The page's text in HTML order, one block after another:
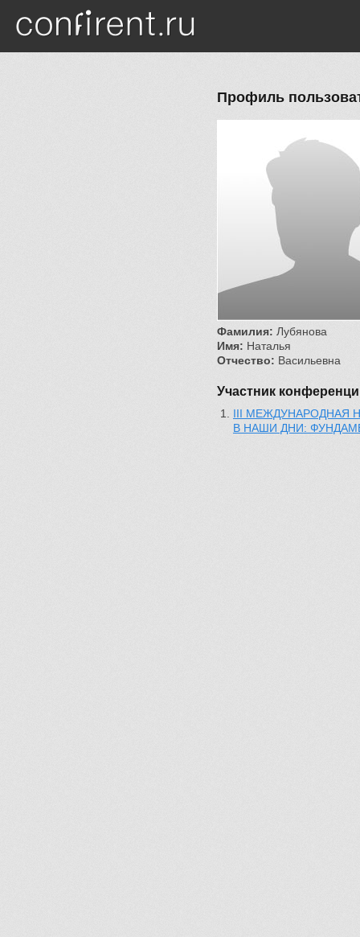
Перейти к основному содержанию
Профиль
Фамилия: Лубянова
Имя: Наталья
Отчество: Васильевна
Участник
III МЕЖДУНАРОДНАЯ
В НАШИ ДНИ: